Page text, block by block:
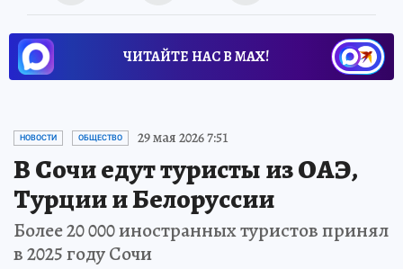
ЧИТАЙТЕ НАС В МАХ!
НОВОСТИ ОБЩЕСТВО 29 мая 2026 7:51
В Сочи едут туристы из ОАЭ,
Турции и Белоруссии
Более 20 000 иностранных туристов принял
в 2025 году Сочи